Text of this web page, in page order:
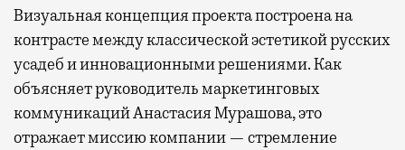
Визуальная концепция проекта построена на
контрасте между классической эстетикой русских
усадеб и инновационными решениями. Как
объясняет руководитель маркетинговых
коммуникаций Анастасия Мурашова, это
отражает миссию компании — стремление